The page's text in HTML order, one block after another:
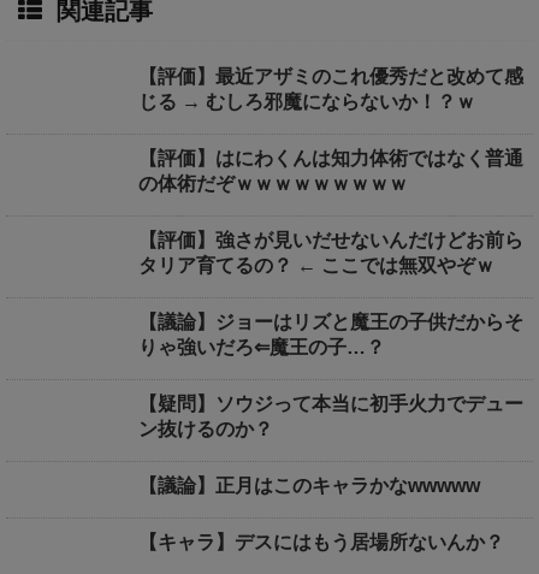
関連記事
【評価】最近アザミのこれ優秀だと改めて感
じる → むしろ邪魔にならないか！？ｗ
【評価】はにわくんは知力体術ではなく普通
の体術だぞｗｗｗｗｗｗｗｗｗ
【評価】強さが見いだせないんだけどお前ら
タリア育てるの？ ← ここでは無双やぞｗ
【議論】ジョーはリズと魔王の子供だからそ
りゃ強いだろ⇐魔王の子…？
【疑問】ソウジって本当に初手火力でデュー
ン抜けるのか？
【議論】正月はこのキャラかなwwwww
【キャラ】デスにはもう居場所ないんか？